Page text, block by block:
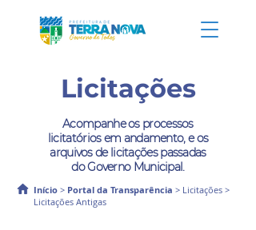
Licitações
Acompanhe os processos
licitatórios em andamento, e os
arquivos de licitações passadas
do Governo Municipal.
Início > Portal da Transparência > Licitações >
Licitações Antigas